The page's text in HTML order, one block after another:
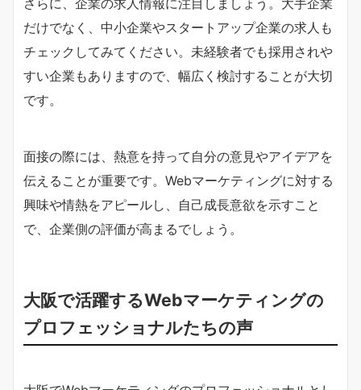
さらに、企業の求人情報に注目しましょう。大手企業
だけでなく、中小企業やスタートアップ企業の求人も
チェックしてみてください。未経験者でも採用されや
すい企業もありますので、幅広く検討することが大切
です。
面接の際には、熱意を持って自分の意見やアイデアを
伝えることが重要です。Webマーケティングに対する
興味や情熱をアピールし、自己成長意欲を示すこと
で、企業側の評価が高まるでしょう。
大阪で活躍するWebマーケティングの
プロフェッショナルたちの声